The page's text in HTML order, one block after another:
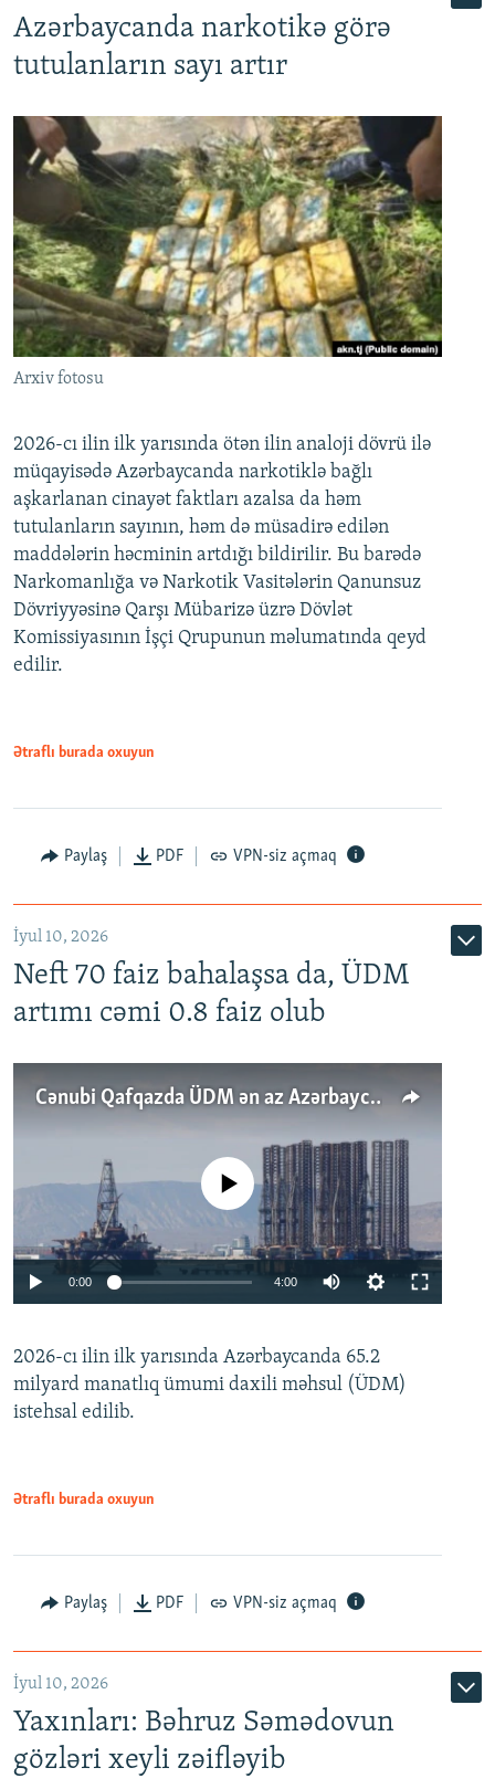
Azərbaycanda narkotikə görə
tutulanların sayı artır
Arxiv fotosu
2026-cı ilin ilk yarısında ötən ilin analoji dövrü ilə
müqayisədə Azərbaycanda narkotiklə bağlı
aşkarlanan cinayət faktları azalsa da həm
tutulanların sayının, həm də müsadirə edilən
maddələrin həcminin artdığı bildirilir. Bu barədə
Narkomanlığa və Narkotik Vasitələrin Qanunsuz
Dövriyyəsinə Qarşı Mübarizə üzrə Dövlət
Komissiyasının İşçi Qrupunun məlumatında qeyd
edilir.
Ətraflı burada oxuyun
Paylaş PDF VPN-siz açmaq
İyul 10, 2026
Neft 70 faiz bahalaşsa da, ÜDM
artımı cəmi 0.8 faiz olub
Cənubi Qafqazda ÜDM ən az Azərbaycanda artır: Qonşuları niyə Bakını qabaqlaya bilir?
Auto 240p 360p 480p
No media source currently available
0:00 4:00
360p
480p
2026-cı ilin ilk yarısında Azərbaycanda 65.2
milyard manatlıq ümumi daxili məhsul (ÜDM)
istehsal edilib.
Ətraflı burada oxuyun
Paylaş PDF VPN-siz açmaq
İyul 10, 2026
Yaxınları: Bəhruz Səmədovun
gözləri xeyli zəifləyib